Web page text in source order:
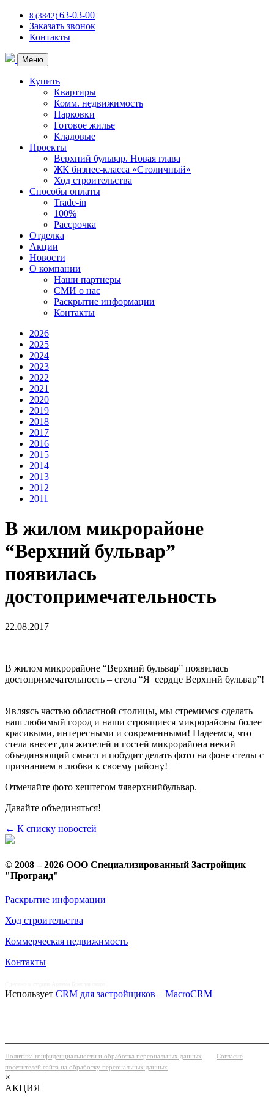
8 (3842) 63-03-00
Заказать звонок
Контакты
Меню
Купить
Квартиры
Комм. недвижимость
Парковки
Готовое жилье
Кладовые
Проекты
Верхний бульвар. Новая глава
ЖК бизнес-класса «Столичный»
Ход строительства
Способы оплаты
Trade-in
100%
Рассрочка
Отделка
Акции
Новости
О компании
Наши партнеры
СМИ о нас
Раскрытие информации
Контакты
2026
2025
2024
2023
2022
2021
2020
2019
2018
2017
2016
2015
2014
2013
2012
2011
В жилом микрорайоне
“Верхний бульвар”
появилась
достопримечательность
22.08.2017
В жилом микрорайоне “Верхний бульвар” появилась
достопримечательность – стела “Я сердце Верхний бульвар”!
Являясь частью областной столицы, мы стремимся сделать
наш любимый город и наши строящиеся микрорайоны более
красивыми, интересными и современными! Надеемся, что
стела внесет для жителей и гостей микрорайона некий
объединяющий смысл и побудит делать фото на фоне стелы с
признанием в любви к своему району!
Отмечайте фото хештегом #яверхнийбульвар.
Давайте объединяться!
← К списку новостей
© 2008 – 2026 ООО Специализированный Застройщик
"Програнд"
Раскрытие информации
Ход строительства
Коммерческая недвижимость
Контакты
Использует CRM для застройщиков – MacroCRM
Политика конфиденциальности и обработка персональных данных
Согласие
посетителей сайта на обработку персональных данных
×
АКЦИЯ